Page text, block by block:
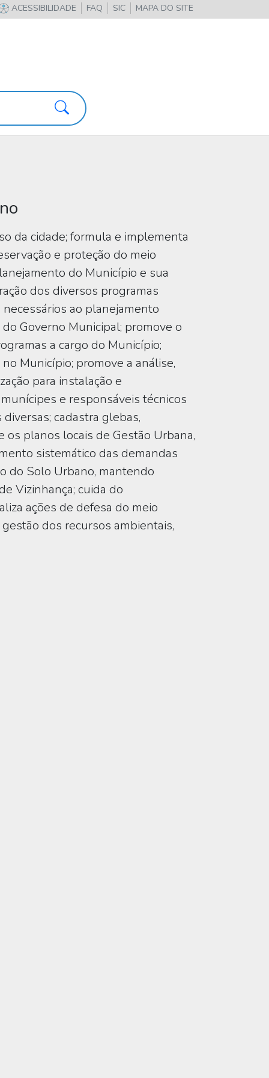
ACESSIBILIDADE FAQ SIC MAPA DO SITE
Pesquisa
da cidade; formula e implementa
e proteção do meio
do Município e sua
dos diversos programas
ao planejamento
Governo Municipal; promove o
a cargo do Município;
Município; promove a análise,
para instalação e
e responsáveis técnicos
cadastra glebas,
os planos locais de Gestão Urbana,
sistemático das demandas
do Solo Urbano, mantendo
Vizinhança; cuida do
ações de defesa do meio
dos recursos ambientais,